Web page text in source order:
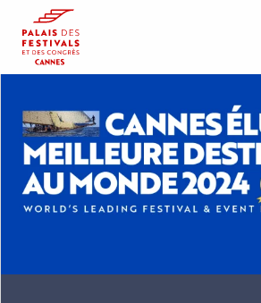
contenu
principal